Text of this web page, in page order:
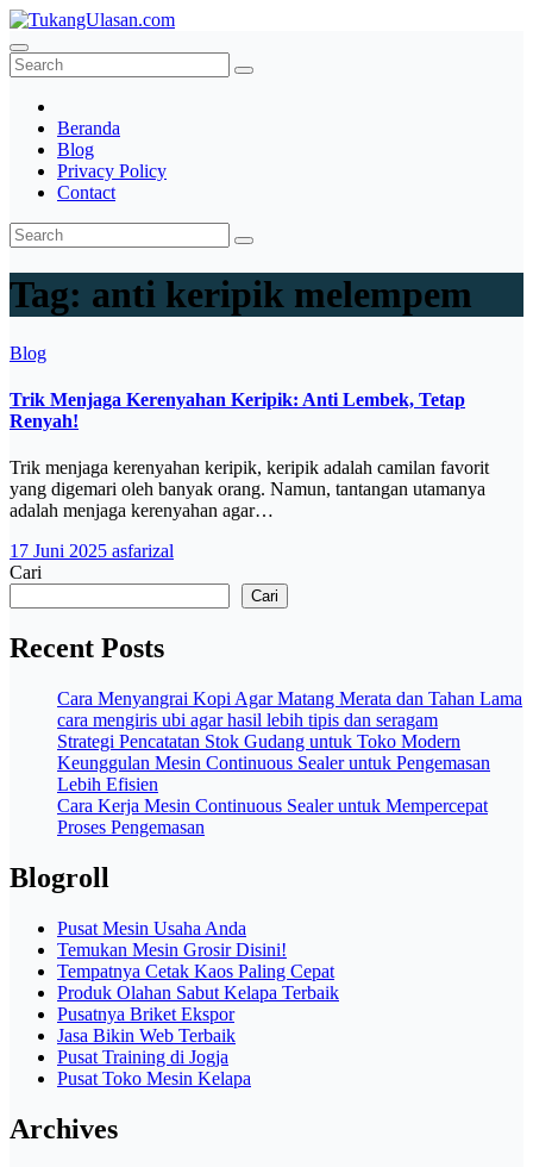
Skip
to
content
TukangUlasan.com
Baca Aja Dulu!
Beranda
Blog
Privacy Policy
Contact
Tag: anti keripik melempem
Blog
Trik Menjaga Kerenyahan Keripik: Anti Lembek, Tetap
Renyah!
Trik menjaga kerenyahan keripik, keripik adalah camilan favorit
yang digemari oleh banyak orang. Namun, tantangan utamanya
adalah menjaga kerenyahan agar…
17 Juni 2025 asfarizal
Cari
Cari
Recent Posts
Cara Menyangrai Kopi Agar Matang Merata dan Tahan Lama
cara mengiris ubi agar hasil lebih tipis dan seragam
Strategi Pencatatan Stok Gudang untuk Toko Modern
Keunggulan Mesin Continuous Sealer untuk Pengemasan
Lebih Efisien
Cara Kerja Mesin Continuous Sealer untuk Mempercepat
Proses Pengemasan
Blogroll
Pusat Mesin Usaha Anda
Temukan Mesin Grosir Disini!
Tempatnya Cetak Kaos Paling Cepat
Produk Olahan Sabut Kelapa Terbaik
Pusatnya Briket Ekspor
Jasa Bikin Web Terbaik
Pusat Training di Jogja
Pusat Toko Mesin Kelapa
Archives